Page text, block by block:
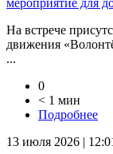
мероприятие для
На встрече
движения
...
0
< 1 мин
Подробнее
13 июля 2026 |